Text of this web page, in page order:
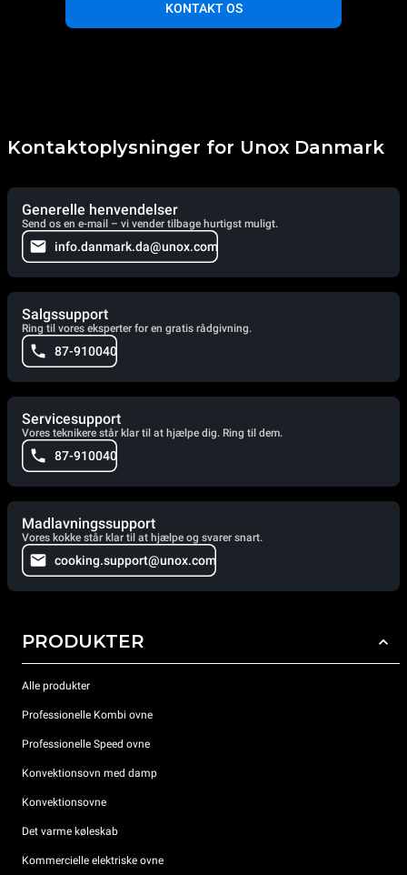
KONTAKT OS
Kontaktoplysninger for Unox Danmark
Generelle henvendelser
Send os en e-mail – vi vender tilbage hurtigst muligt.
info.danmark.da@unox.com
Salgssupport
Ring til vores eksperter for en gratis rådgivning.
87-910040
Servicesupport
Vores teknikere står klar til at hjælpe dig. Ring til dem.
87-910040
Madlavningssupport
Vores kokke står klar til at hjælpe og svarer snart.
cooking.support@unox.com
PRODUKTER
Alle produkter
Professionelle Kombi ovne
Professionelle Speed ovne
Konvektionsovn med damp
Konvektionsovne
Det varme køleskab
Kommercielle elektriske ovne